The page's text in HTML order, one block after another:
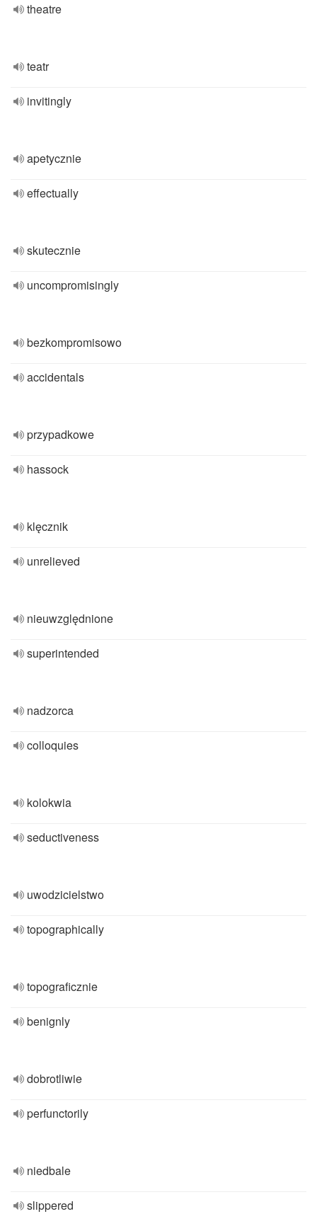
theatre
teatr
invitingly
apetycznie
effectually
skutecznie
uncompromisingly
bezkompromisowo
accidentals
przypadkowe
hassock
klęcznik
unrelieved
nieuwzględnione
superintended
nadzorca
colloquies
kolokwia
seductiveness
uwodzicielstwo
topographically
topograficznie
benignly
dobrotliwie
perfunctorily
niedbale
slippered